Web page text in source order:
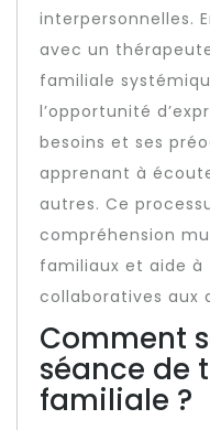
interpersonnelles.
avec un
familiale
l’opportunité
besoins et ses
apprenant à
autres. Ce
compréhension
familiaux et aide à
collaboratives aux
Comment
séance de
familiale ?